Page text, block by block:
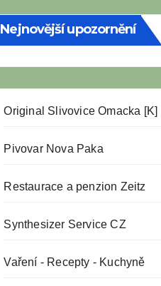
Nejnovější upozornění
Original Slivovice Omacka [K]
Pivovar Nova Paka
Restaurace a penzion Zeitz
Synthesizer Service CZ
Vaření - Recepty - Kuchyně